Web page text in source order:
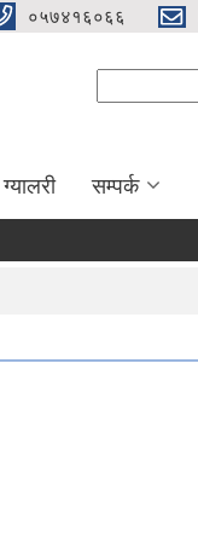
०५७४१६०६६
ग्यालरी सम्पर्क